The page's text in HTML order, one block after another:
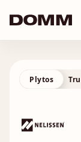
content
Plytos